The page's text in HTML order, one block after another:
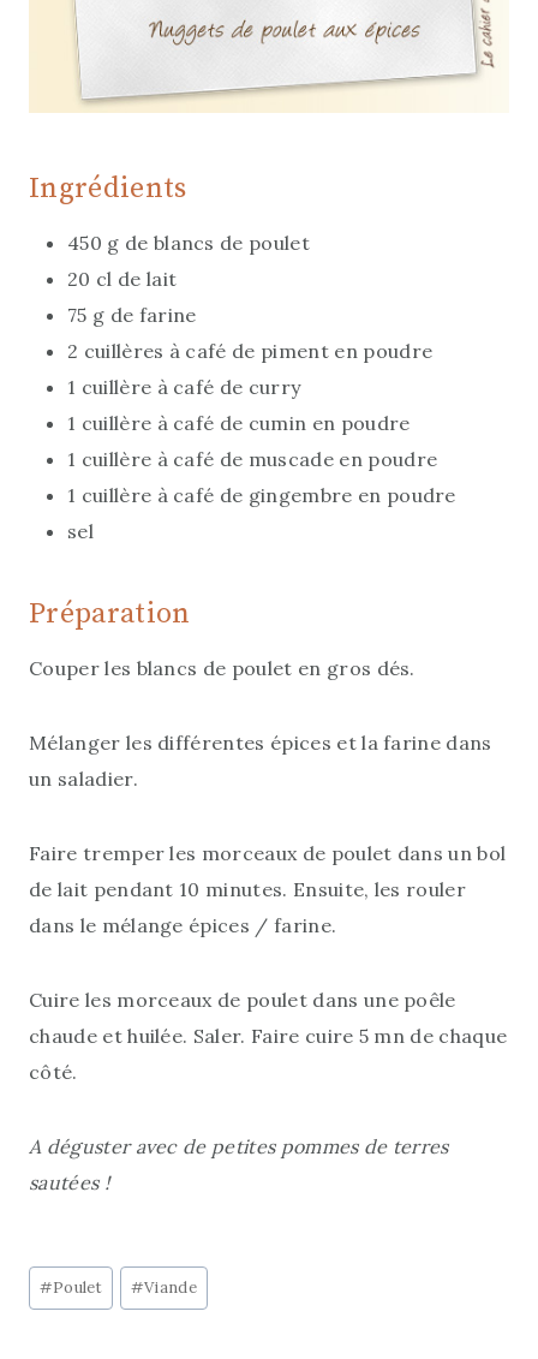
Ingrédients
450 g de blancs de poulet
20 cl de lait
75 g de farine
2 cuillères à café de piment en poudre
1 cuillère à café de curry
1 cuillère à café de cumin en poudre
1 cuillère à café de muscade en poudre
1 cuillère à café de gingembre en poudre
sel
Préparation
Couper les blancs de poulet en gros dés.
Mélanger les différentes épices et la farine dans
un saladier.
Faire tremper les morceaux de poulet dans un bol
de lait pendant 10 minutes. Ensuite, les rouler
dans le mélange épices / farine.
Cuire les morceaux de poulet dans une poêle
chaude et huilée. Saler. Faire cuire 5 mn de chaque
côté.
A déguster avec de petites pommes de terres
sautées !
Étiquettes
de
#Poulet #Viande